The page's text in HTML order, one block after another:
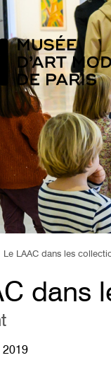
Le LAAC dans les
dans
2019